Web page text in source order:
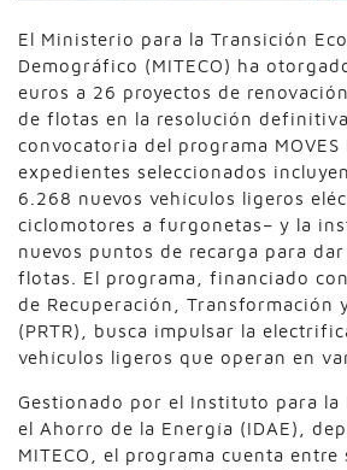
El Ministerio para la Transición
Demográfico (MITECO) ha
euros a 26 proyectos de
de flotas en la resolución
convocatoria del programa MOVES
expedientes seleccionados
6.268 nuevos vehículos ligeros
ciclomotores a furgonetas– y la
nuevos puntos de recarga para
flotas. El programa, financiado
de Recuperación, Transformación
(PRTR), busca impulsar la
vehículos ligeros que operan en
Gestionado por el Instituto para la
el Ahorro de la Energía (IDAE),
MITECO, el programa cuenta